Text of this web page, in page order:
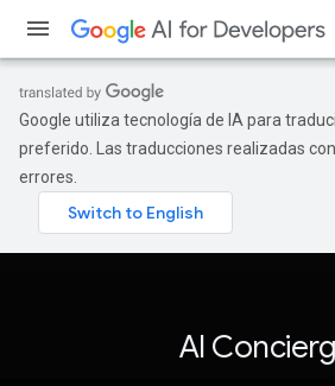
Google utiliza tecnología de IA para
preferido. Las traducciones realizadas
errores.
AI